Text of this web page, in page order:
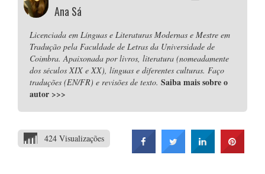
Ana Sá
Licenciada em Línguas e Literaturas Modernas e Mestre em
Tradução pela Faculdade de Letras da Universidade de
Coimbra. Apaixonada por livros, literatura (nomeadamente
dos séculos XIX e XX), línguas e diferentes culturas. Faço
traduções (EN/FR) e revisões de texto. Saiba mais sobre o
autor >>>
424 Visualizações